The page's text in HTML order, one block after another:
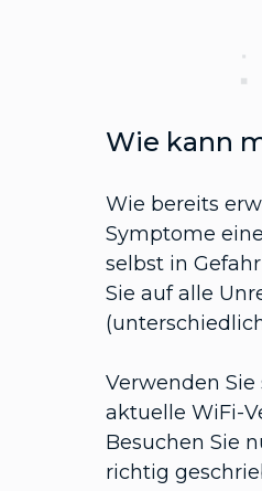
Wie kann
Wie bereits
Symptome
selbst in
Sie auf alle
Verwenden
aktuelle WiFi-
Besuchen Sie
richtig